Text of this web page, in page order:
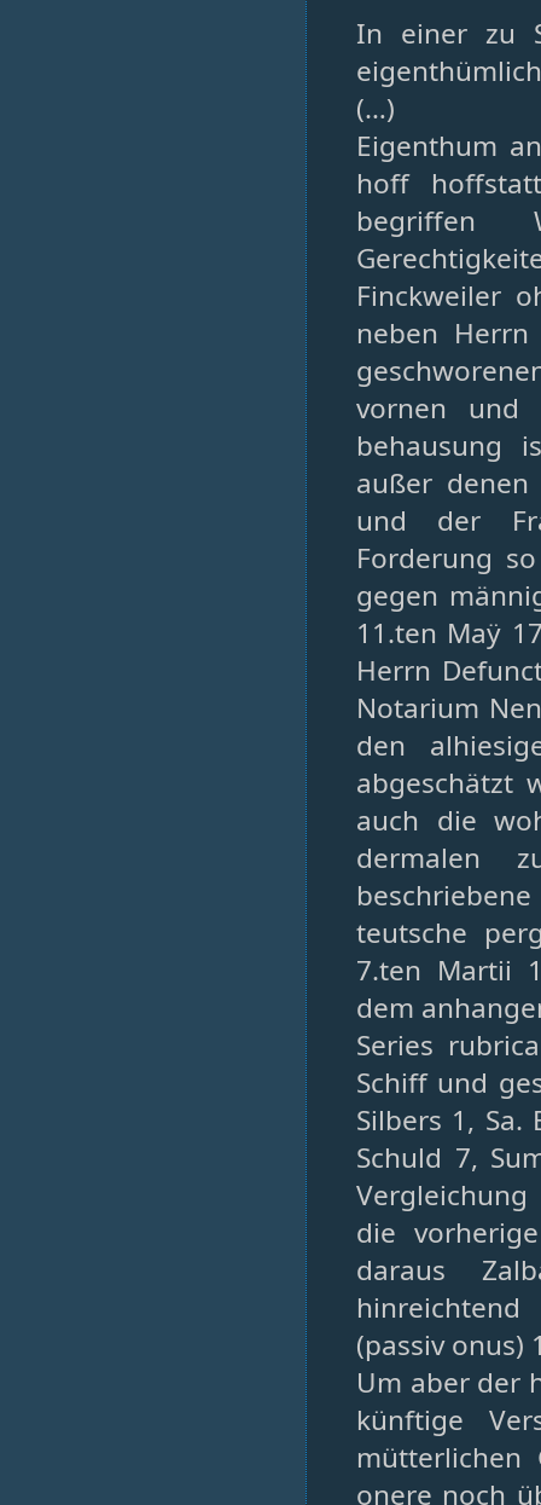
In einer zu
(…)
Eigenthum
hoff
begriffen
Finckweiler
neben
vornen und
behausung
außer denen
und der
Forderung
gegen
11.ten Maÿ
Herrn
Notarium
den
abgeschätzt
auch die
dermalen
teutsche
7.ten Martii
dem
Series
Schiff und
Silbers 1,
Schuld 7,
die
daraus
(passiv onus)
Um aber der
künftige
mütterlichen
onere noch